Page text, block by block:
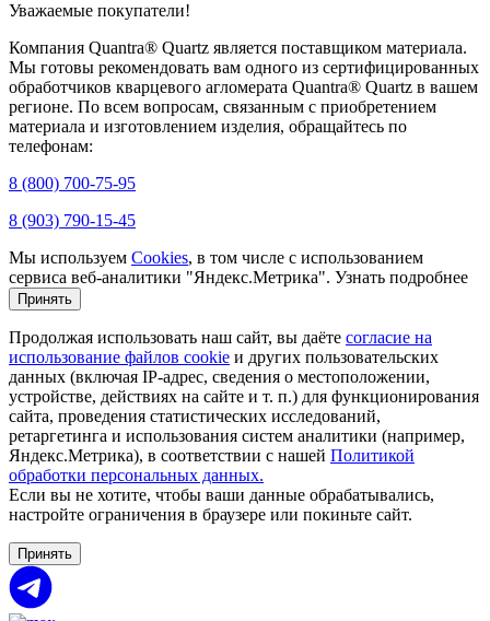
Уважаемые покупатели!
Компания Quantra® Quartz является поставщиком материала.
Мы готовы рекомендовать вам одного из сертифицированных
обработчиков кварцевого агломерата Quantra® Quartz в вашем
регионе. По всем вопросам, связанным с приобретением
материала и изготовлением изделия, обращайтесь по
телефонам:
8 (800) 700-75-95
8 (903) 790-15-45
Мы используем Cookies, в том числе с использованием
сервиса веб-аналитики "Яндекс.Метрика". Узнать подробнее
Принять
Продолжая использовать наш сайт, вы даёте согласие на
использование файлов cookie и других пользовательских
данных (включая IP-адрес, сведения о местоположении,
устройстве, действиях на сайте и т. п.) для функционирования
сайта, проведения статистических исследований,
ретаргетинга и использования систем аналитики (например,
Яндекс.Метрика), в соответствии с нашей Политикой
обработки персональных данных.
Если вы не хотите, чтобы ваши данные обрабатывались,
настройте ограничения в браузере или покиньте сайт.
Принять